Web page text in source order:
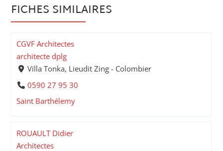
FICHES SIMILAIRES
CGVF Architectes
architecte dplg
Villa Tonka, Lieudit Zing - Colombier
0590 27 95 30
Saint Barthélemy
ROUAULT Didier
Architectes